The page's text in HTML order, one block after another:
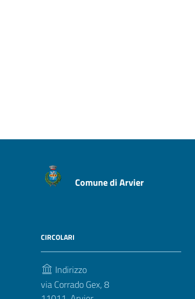
Comune di Arvier
CIRCOLARI
Indirizzo
via Corrado Gex, 8